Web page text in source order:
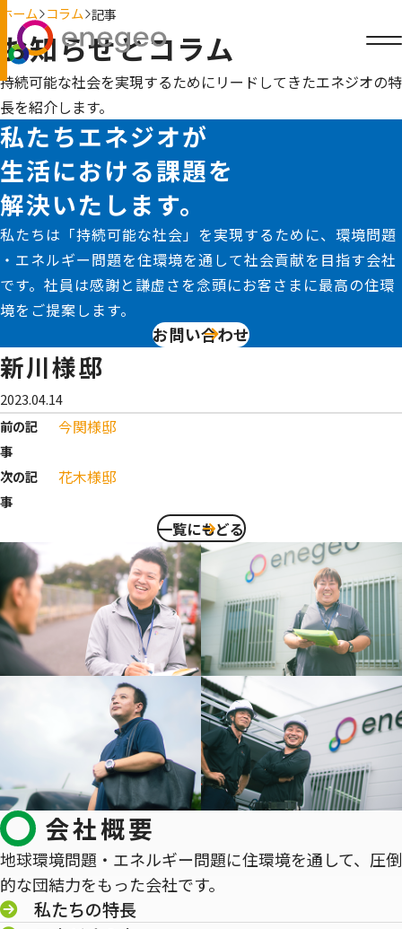
ホーム コラム 記事
お知らせとコラム
持続可能な社会を実現するためにリードしてきたエネジオの特
長を紹介します。
私たちエネジオが
生活における課題を
解決いたします。
私たちは「持続可能な社会」を実現するために、環境問題
・エネルギー問題を住環境を通して社会貢献を目指す会社
です。社員は感謝と謙虚さを念頭にお客さまに最高の住環
境をご提案します。
お問い合わせ
新川様邸
2023.04.14
前の記
事
今関様邸
次の記
事
花木様邸
一覧にもどる
会社概要
地球環境問題・エネルギー問題に住環境を通して、圧倒
的な団結力をもった会社です。
私たちの特長